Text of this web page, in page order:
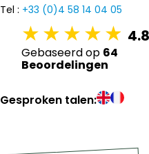
Tel : +33 (0)4 58 14 04 05
4.8
Gebaseerd op 64
Beoordelingen
Gesproken talen: